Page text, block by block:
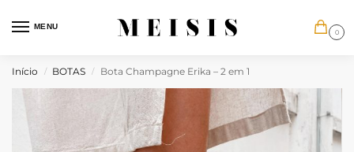
MENU
0
Início / BOTAS / Bota Champagne Erika – 2 em 1